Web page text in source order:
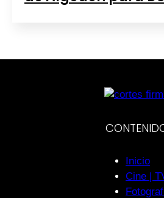
Inicio
Cine |